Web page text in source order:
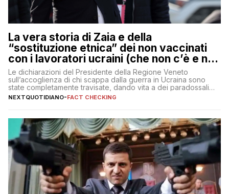
La vera storia di Zaia e della
“sostituzione etnica” dei non vaccinati
con i lavoratori ucraini (che non c’è e non
ci sarà)
Le dichiarazioni del Presidente della Regione Veneto
sull’accoglienza di chi scappa dalla guerra in Ucraina sono
state completamente travisate, dando vita a dei paradossali
falsi che girano sui social
NEXTQUOTIDIANO-FACT CHECKING